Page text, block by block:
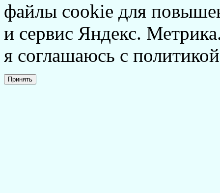
файлы cookie для
и сервис Яндекс.
я соглашаюсь с
Принять